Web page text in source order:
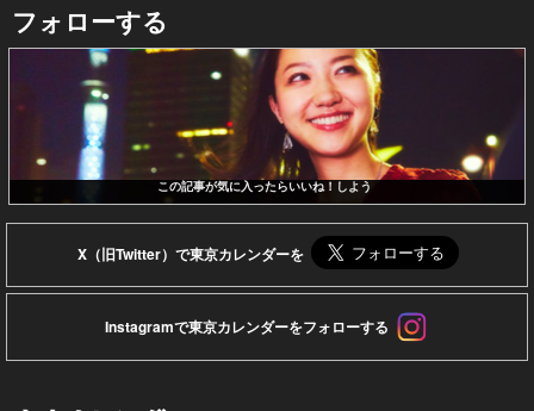
フォローする
この記事が気に入ったらいいね！しよう
X（旧Twitter）で東京カレンダーを
Instagramで東京カレンダーをフォローする